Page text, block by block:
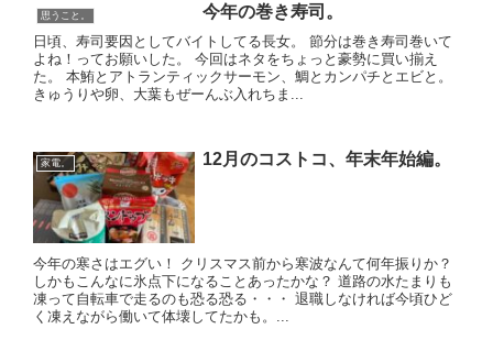
思うこと。 今年の巻き寿司。
日頃、寿司要因としてバイトしてる長女。 節分は巻き寿司巻いて
よね！ってお願いした。 今回はネタをちょっと豪勢に買い揃え
た。 本鮪とアトランティックサーモン、鯛とカンパチとエビと。
きゅうりや卵、大葉もぜーんぶ入れちま...
家電。 12月のコストコ、年末年始編。
今年の寒さはエグい！ クリスマス前から寒波なんて何年振りか？
しかもこんなに氷点下になることあったかな？ 道路の水たまりも
凍って自転車で走るのも恐る恐る・・・ 退職しなければ今頃ひど
く凍えながら働いて体壊してたかも。...